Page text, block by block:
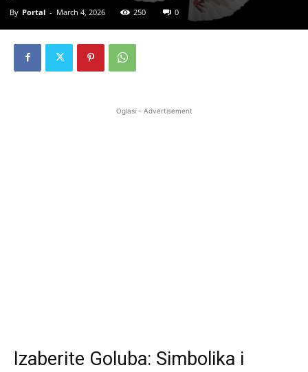
By Portal - March 4, 2026 250 0
Oglasi - Advertisement
Izaberite Goluba: Simbolika i